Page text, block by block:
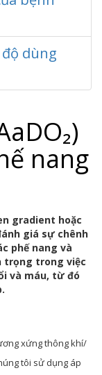
dùng
nang
gradient hoặc
giá sự chênh
phế nang và
trọng trong việc
và máu, từ đó
xứng thông khí/
tôi sử dụng áp